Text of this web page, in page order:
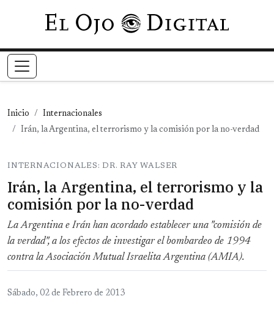
Pasar al contenido principal
Inicio
Internacionales
Irán, la Argentina, el terrorismo y la comisión por la no-verdad
INTERNACIONALES: DR. RAY WALSER
Irán, la Argentina, el terrorismo y la
comisión por la no-verdad
La Argentina e Irán han acordado establecer una "comisión de
la verdad", a los efectos de investigar el bombardeo de 1994
contra la Asociación Mutual Israelita Argentina (AMIA).
Sábado, 02 de Febrero de 2013